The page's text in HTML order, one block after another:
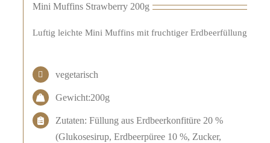
Mini Muffins Strawberry 200g
Luftig leichte Mini Muffins mit fruchtiger Erdbeerfüllung.
vegetarisch
Gewicht:200g
Zutaten: Füllung aus Erdbeerkonfitüre 20 %
(Glukosesirup, Erdbeerpüree 10 %, Zucker,